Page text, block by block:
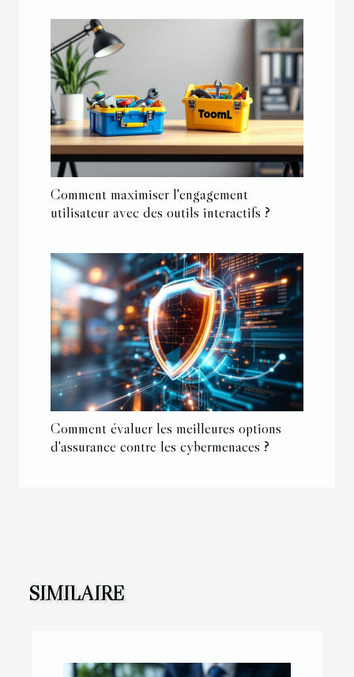
Comment maximiser l'engagement
utilisateur avec des outils interactifs ?
Comment évaluer les meilleures options
d'assurance contre les cybermenaces ?
SIMILAIRE